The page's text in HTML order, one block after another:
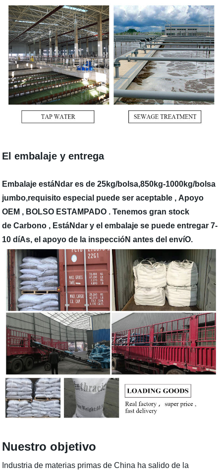
El embalaje y entrega
Embalaje estáNdar es de 25kg/bolsa,850kg-1000kg/bolsa
jumbo,requisito especial puede ser aceptable , Apoyo
OEM , BOLSO ESTAMPADO . Tenemos gran stock
de Carbono , EstáNdar y el embalaje se puede entregar 7-
10 díAs, el apoyo de la inspeccióN antes del envíO.
Nuestro objetivo
Industria de materias primas de China ha salido de la